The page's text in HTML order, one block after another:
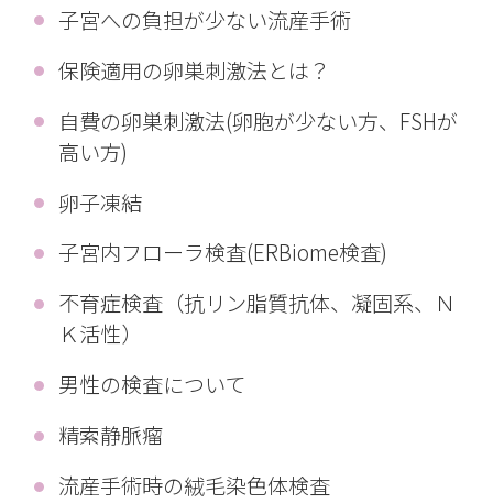
子宮への負担が少ない流産手術
保険適用の卵巣刺激法とは？
自費の卵巣刺激法(卵胞が少ない方、FSHが
高い方)
卵子凍結
子宮内フローラ検査(ERBiome検査)
不育症検査（抗リン脂質抗体、凝固系、Ｎ
Ｋ活性）
男性の検査について
精索静脈瘤
流産手術時の絨毛染色体検査